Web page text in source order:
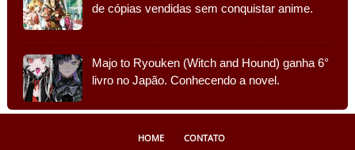
de cópias vendidas sem conquistar anime.
Majo to Ryouken (Witch and Hound) ganha 6°
livro no Japão. Conhecendo a novel.
HOME CONTATO